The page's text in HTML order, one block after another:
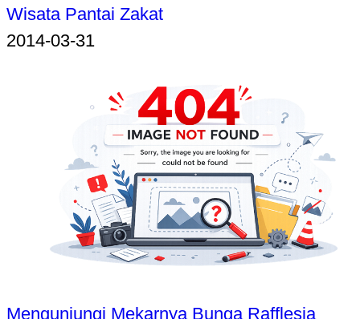
Wisata Pantai Zakat
2014-03-31
Mengunjungi Mekarnya Bunga Rafflesia